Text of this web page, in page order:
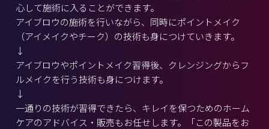
心して施術に入ることができます。
アイブロウの施術を行いながら、同時にポイントメイク
（アイメイクやチーク）の技術も身につけていきます。
↓
アイブロウやポイントメイク習得後、クレンジングからフ
ルメイクを行う技術も身につけます。
↓
一通りの技術が習得できたら、キレイを保つためのホーム
ケアのアドバイス・販売もお任せします。「この製品をお